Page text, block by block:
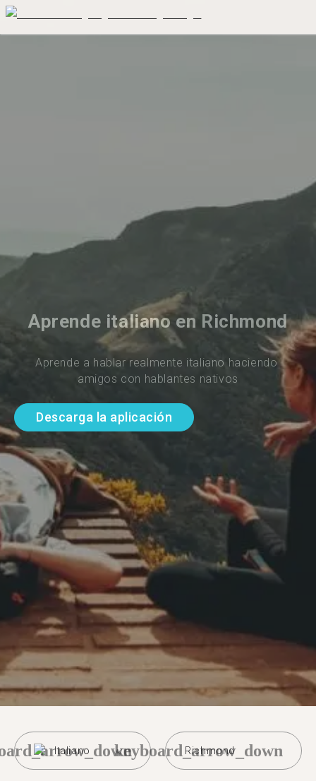
Aprende italiano en Richmond
Aprende a hablar realmente italiano haciendo
amigos con hablantes nativos
Descarga la aplicación
Italiano Richmond
keyboard_arrow_down